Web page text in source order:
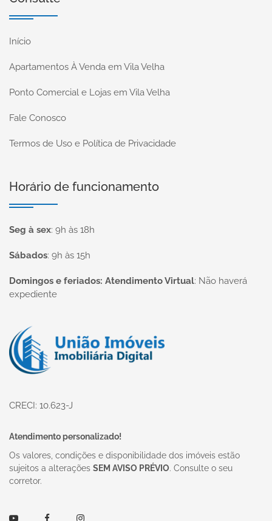
Início
Apartamentos À Venda em Vila Velha
Ponto Comercial e Lojas em Vila Velha
Fale Conosco
Termos de Uso e Política de Privacidade
Horário de funcionamento
Seg à sex: 9h às 18h
Sábados: 9h às 15h
Domingos e feriados: Atendimento Virtual: Não haverá
expediente
Página inicial
CRECI: 10.623-J
Atendimento personalizado!
Os valores, condições e disponibilidade dos imóveis estão
sujeitos a alterações SEM AVISO PRÉVIO. Consulte o seu
corretor.
Youtube FacebookInstagram